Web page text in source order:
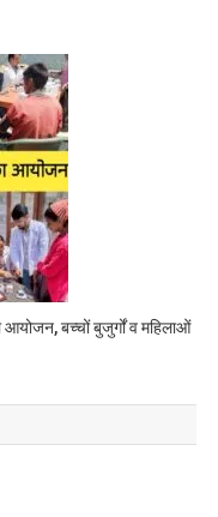
आयोजन, बच्चों बुजुर्गों व महिलाओं